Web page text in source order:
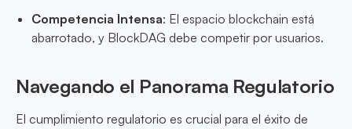
Competencia Intensa: El espacio blockchain está
abarrotado, y BlockDAG debe competir por usuarios.
Navegando el Panorama Regulatorio
El cumplimiento regulatorio es crucial para el éxito de